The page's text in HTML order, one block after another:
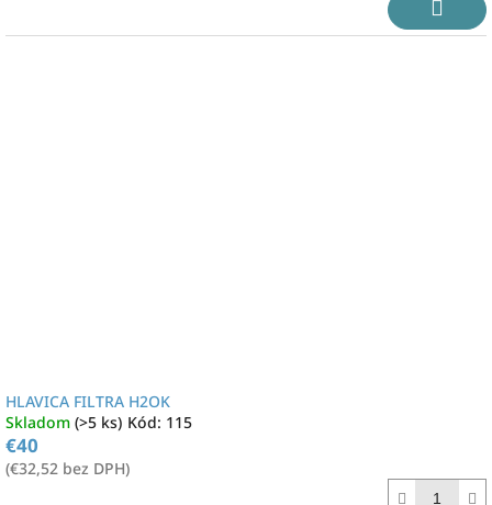
HLAVICA FILTRA H2OK
Skladom (>5 ks) Kód: 115
€40
(€32,52 bez DPH)